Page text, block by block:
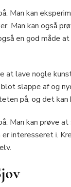
Man kan
Man kan også
en god måde
at lave nogle
slappe af og
på, og det
Man kan prøve
interesseret i.